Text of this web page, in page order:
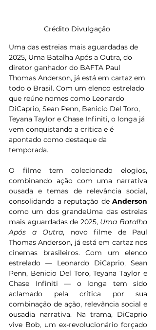
Crédito Divulgação
Uma das estreias mais aguardadas de
2025, Uma Batalha Após a Outra, do
diretor ganhador do BAFTA Paul
Thomas Anderson, já está em cartaz em
todo o Brasil. Com um elenco estrelado
que reúne nomes como Leonardo
DiCaprio, Sean Penn, Benicio Del Toro,
Teyana Taylor e Chase Infiniti, o longa já
vem conquistando a crítica e é
apontado como destaque da
temporada.
O filme tem colecionado elogios,
combinando ação com uma narrativa
ousada e temas de relevância social,
consolidando a reputação de Anderson
como um dos grandeUma das estreias
mais aguardadas de 2025, Uma Batalha
Após a Outra, novo filme de Paul
Thomas Anderson, já está em cartaz nos
cinemas brasileiros. Com um elenco
estrelado — Leonardo DiCaprio, Sean
Penn, Benicio Del Toro, Teyana Taylor e
Chase Infiniti — o longa tem sido
aclamado pela crítica por sua
combinação de ação, relevância social e
ousadia narrativa. Na trama, DiCaprio
vive Bob, um ex-revolucionário forçado